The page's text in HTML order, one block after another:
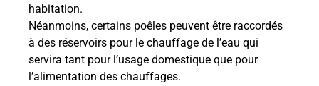
habitation.
Néanmoins, certains poêles peuvent être raccordés
à des réservoirs pour le chauffage de l’eau qui
servira tant pour l’usage domestique que pour
l’alimentation des chauffages.